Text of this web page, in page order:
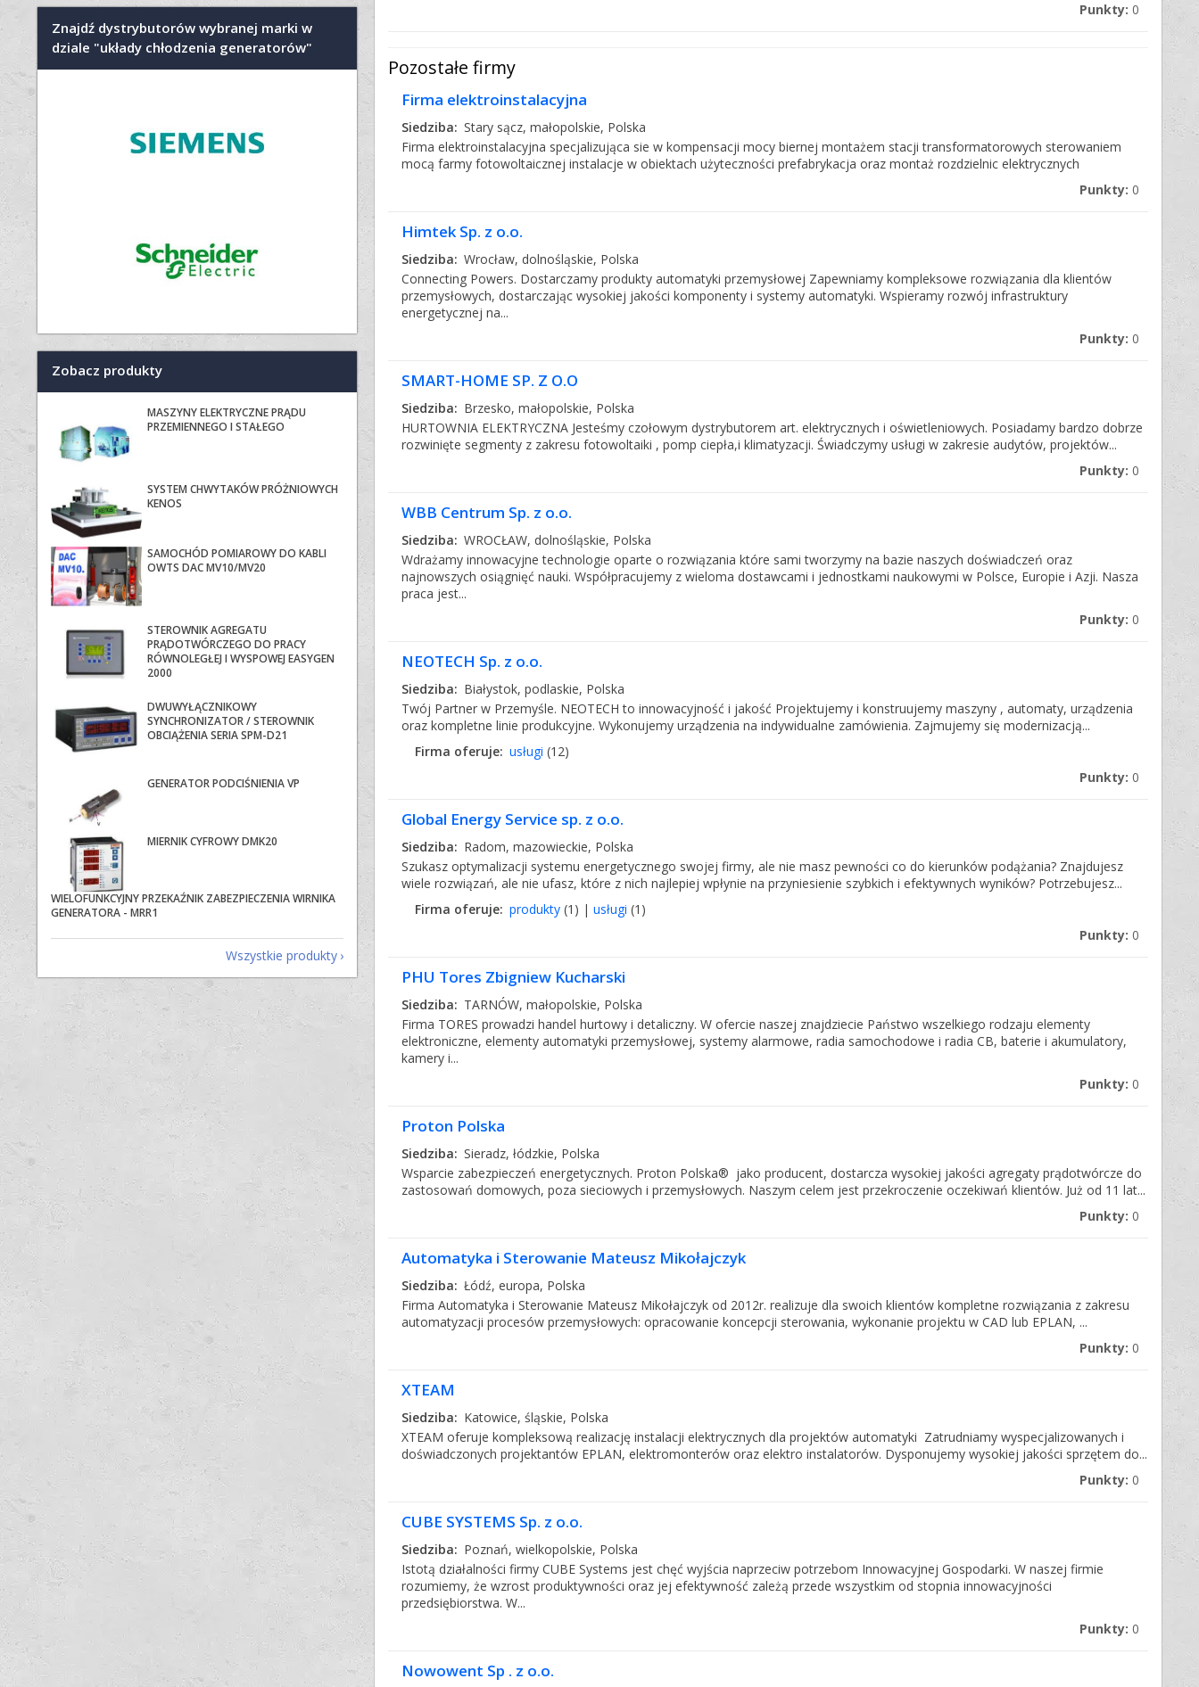
Punkty: 0
Pozostałe firmy
Firma elektroinstalacyjna
Siedziba: Stary sącz, małopolskie, Polska
Firma elektroinstalacyjna specjalizująca sie w kompensacji mocy biernej montażem stacji transformatorowych sterowaniem
mocą farmy fotowoltaicznej instalacje w obiektach użyteczności prefabrykacja oraz montaż rozdzielnic elektrycznych
Punkty: 0
Himtek Sp. z o.o.
Siedziba: Wrocław, dolnośląskie, Polska
Connecting Powers. Dostarczamy produkty automatyki przemysłowej Zapewniamy kompleksowe rozwiązania dla klientów
przemysłowych, dostarczając wysokiej jakości komponenty i systemy automatyki. Wspieramy rozwój infrastruktury
energetycznej na...
Punkty: 0
SMART-HOME SP. Z O.O
Siedziba: Brzesko, małopolskie, Polska
HURTOWNIA ELEKTRYCZNA Jesteśmy czołowym dystrybutorem art. elektrycznych i oświetleniowych. Posiadamy bardzo dobrze
rozwinięte segmenty z zakresu fotowoltaiki , pomp ciepła,i klimatyzacji. Świadczymy usługi w zakresie audytów, projektów...
Punkty: 0
WBB Centrum Sp. z o.o.
Siedziba: WROCŁAW, dolnośląskie, Polska
Wdrażamy innowacyjne technologie oparte o rozwiązania które sami tworzymy na bazie naszych doświadczeń oraz
najnowszych osiągnięć nauki. Współpracujemy z wieloma dostawcami i jednostkami naukowymi w Polsce, Europie i Azji. Nasza
praca jest...
Punkty: 0
NEOTECH Sp. z o.o.
Siedziba: Białystok, podlaskie, Polska
Twój Partner w Przemyśle. NEOTECH to innowacyjność i jakość Projektujemy i konstruujemy maszyny , automaty, urządzenia
oraz kompletne linie produkcyjne. Wykonujemy urządzenia na indywidualne zamówienia. Zajmujemy się modernizacją...
Firma oferuje: usługi (12)
Punkty: 0
Global Energy Service sp. z o.o.
Siedziba: Radom, mazowieckie, Polska
Szukasz optymalizacji systemu energetycznego swojej firmy, ale nie masz pewności co do kierunków podążania? Znajdujesz
wiele rozwiązań, ale nie ufasz, które z nich najlepiej wpłynie na przyniesienie szybkich i efektywnych wyników? Potrzebujesz...
Firma oferuje: produkty (1) | usługi (1)
Punkty: 0
PHU Tores Zbigniew Kucharski
Siedziba: TARNÓW, małopolskie, Polska
Firma TORES prowadzi handel hurtowy i detaliczny. W ofercie naszej znajdziecie Państwo wszelkiego rodzaju elementy
elektroniczne, elementy automatyki przemysłowej, systemy alarmowe, radia samochodowe i radia CB, baterie i akumulatory,
kamery i...
Punkty: 0
Proton Polska
Siedziba: Sieradz, łódzkie, Polska
Wsparcie zabezpieczeń energetycznych. Proton Polska® jako producent, dostarcza wysokiej jakości agregaty prądotwórcze do
zastosowań domowych, poza sieciowych i przemysłowych. Naszym celem jest przekroczenie oczekiwań klientów. Już od 11 lat...
Punkty: 0
Automatyka i Sterowanie Mateusz Mikołajczyk
Siedziba: Łódź, europa, Polska
Firma Automatyka i Sterowanie Mateusz Mikołajczyk od 2012r. realizuje dla swoich klientów kompletne rozwiązania z zakresu
automatyzacji procesów przemysłowych: opracowanie koncepcji sterowania, wykonanie projektu w CAD lub EPLAN, ...
Punkty: 0
XTEAM
Siedziba: Katowice, śląskie, Polska
XTEAM oferuje kompleksową realizację instalacji elektrycznych dla projektów automatyki Zatrudniamy wyspecjalizowanych i
doświadczonych projektantów EPLAN, elektromonterów oraz elektro instalatorów. Dysponujemy wysokiej jakości sprzętem do...
Punkty: 0
CUBE SYSTEMS Sp. z o.o.
Siedziba: Poznań, wielkopolskie, Polska
Istotą działalności firmy CUBE Systems jest chęć wyjścia naprzeciw potrzebom Innowacyjnej Gospodarki. W naszej firmie
rozumiemy, że wzrost produktywności oraz jej efektywność zależą przede wszystkim od stopnia innowacyjności
przedsiębiorstwa. W...
Punkty: 0
Nowowent Sp . z o.o.
Znajdź dystrybutorów wybranej marki w
dziale "układy chłodzenia generatorów"
Zobacz produkty
MASZYNY ELEKTRYCZNE PRĄDU
PRZEMIENNEGO I STAŁEGO
SYSTEM CHWYTAKÓW PRÓŻNIOWYCH
KENOS
SAMOCHÓD POMIAROWY DO KABLI
OWTS DAC MV10/MV20
STEROWNIK AGREGATU
PRĄDOTWÓRCZEGO DO PRACY
RÓWNOLEGŁEJ I WYSPOWEJ EASYGEN
2000
DWUWYŁĄCZNIKOWY
SYNCHRONIZATOR / STEROWNIK
OBCIĄŻENIA SERIA SPM-D21
WIELOFUNKCYJNY PRZEKAŹNIK ZABEZPIECZENIA WIRNIKA
GENERATORA - MRR1
GENERATOR PODCIŚNIENIA VP
MIERNIK CYFROWY DMK20
Wszystkie produkty